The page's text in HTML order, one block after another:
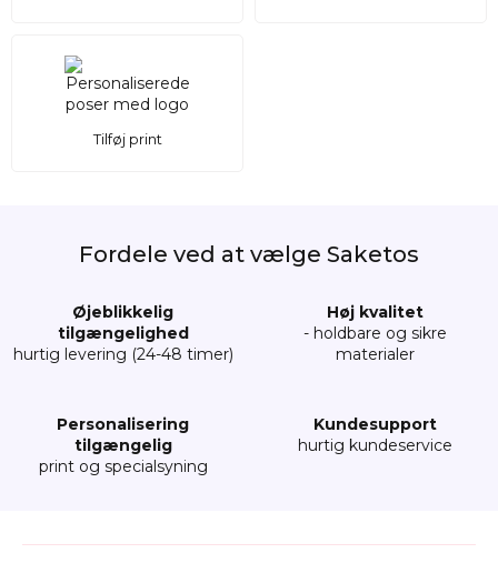
Tilføj print
Fordele ved at vælge Saketos
Øjeblikkelig
tilgængelighed
hurtig levering (24-48 timer)
Høj kvalitet
- holdbare og sikre
materialer
Personalisering
tilgængelig
print og specialsyning
Kundesupport
hurtig kundeservice